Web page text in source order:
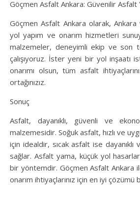
Göçmen Asfalt Ankara: Güvenilir Asfalt
Göçmen Asfalt Ankara olarak,
yol yapım ve onarım hizmetleri
malzemeler, deneyimli ekip ve son
çalışıyoruz. İster yeni bir yol inşaatı
onarımı olsun, tüm asfalt
ortağınızız.
Sonuç
Asfalt, dayanıklı, güvenli ve
malzemesidir. Soğuk asfalt, hızlı ve
için idealdir, sıcak asfalt ise
sağlar. Asfalt yama, küçük yol
bir yöntemdir. Göçmen Asfalt Ankara
onarım ihtiyaçlarınız için en iyi çözümü